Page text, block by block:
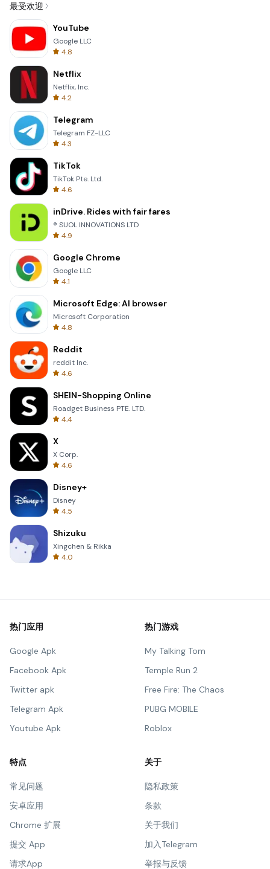
最受欢迎
YouTube
Google LLC
4.8
Netflix
Netflix, Inc.
4.2
Telegram
Telegram FZ-LLC
4.3
TikTok
TikTok Pte. Ltd.
4.6
inDrive. Rides with fair fares
® SUOL INNOVATIONS LTD
4.9
Google Chrome
Google LLC
4.1
Microsoft Edge: AI browser
Microsoft Corporation
4.8
Reddit
reddit Inc.
4.6
SHEIN-Shopping Online
Roadget Business PTE. LTD.
4.4
X
X Corp.
4.6
Disney+
Disney
4.5
Shizuku
Xingchen & Rikka
4.0
热门应用
Google Apk
Facebook Apk
Twitter apk
Telegram Apk
Youtube Apk
热门游戏
My Talking Tom
Temple Run 2
Free Fire: The Chaos
PUBG MOBILE
Roblox
特点
常见问题
安卓应用
Chrome 扩展
提交 App
请求App
关于
隐私政策
条款
关于我们
加入Telegram
举报与反馈